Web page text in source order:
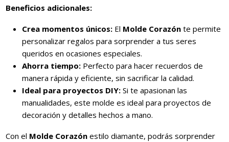
Beneficios adicionales:
Crea momentos únicos: El Molde Corazón te permite
personalizar regalos para sorprender a tus seres
queridos en ocasiones especiales.
Ahorra tiempo: Perfecto para hacer recuerdos de
manera rápida y eficiente, sin sacrificar la calidad.
Ideal para proyectos DIY: Si te apasionan las
manualidades, este molde es ideal para proyectos de
decoración y detalles hechos a mano.
Con el Molde Corazón estilo diamante, podrás sorprender